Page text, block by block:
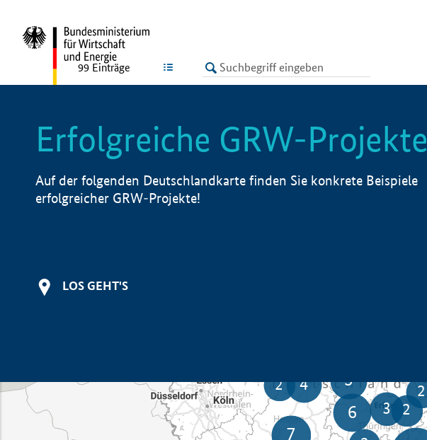
LISTE
99 Einträge
Erfolgreiche GRW-Projekte
Auf der folgenden Deutschlandkarte finden Sie konkrete Beispiele
erfolgreicher GRW-Projekte!
LOS GEHT'S